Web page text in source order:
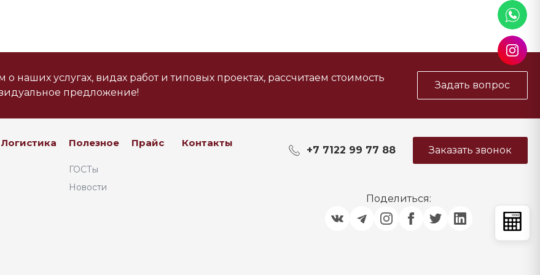
наших услугах, видах работ и типовых проектах, рассчитаем стоимость
предложение!
Задать вопрос
Логистика Полезное
ГОСТы
Новости
Прайс Контакты
+7 7122 99 77 88 Заказать звонок
Поделиться: